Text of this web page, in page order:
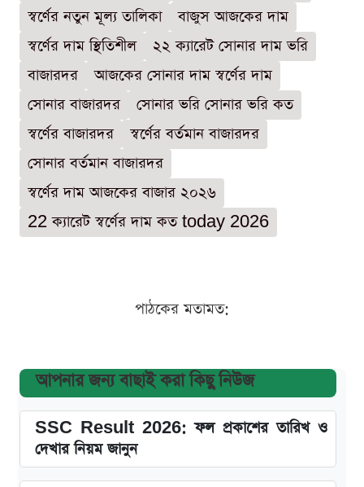
স্বর্ণের নতুন মূল্য তালিকা
বাজুস আজকের দাম
স্বর্ণের দাম স্থিতিশীল
২২ ক্যারেট সোনার দাম ভরি
বাজারদর
আজকের সোনার দাম স্বর্ণের দাম
সোনার বাজারদর
সোনার ভরি সোনার ভরি কত
স্বর্ণের বাজারদর
স্বর্ণের বর্তমান বাজারদর
সোনার বর্তমান বাজারদর
স্বর্ণের দাম আজকের বাজার ২০২৬
22 ক্যারেট স্বর্ণের দাম কত today 2026
পাঠকের মতামত:
আপনার জন্য বাছাই করা কিছু নিউজ
SSC Result 2026: ফল প্রকাশের তারিখ ও
দেখার নিয়ম জানুন